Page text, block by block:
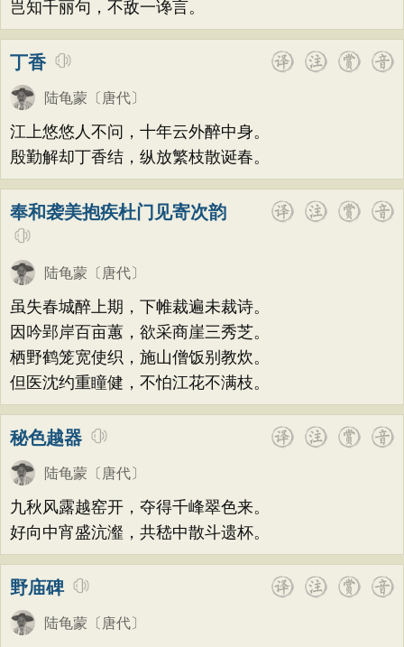
岂知千丽句，不敌一谗言。
丁香
陆龟蒙 〔唐代〕
江上悠悠人不问，十年云外醉中身。
殷勤解却丁香结，纵放繁枝散诞春。
奉和袭美抱疾杜门见寄次韵
陆龟蒙 〔唐代〕
虽失春城醉上期，下帷裁遍未裁诗。
因吟郢岸百亩蕙，欲采商崖三秀芝。
栖野鹤笼宽使织，施山僧饭别教炊。
但医沈约重瞳健，不怕江花不满枝。
秘色越器
陆龟蒙 〔唐代〕
九秋风露越窑开，夺得千峰翠色来。
好向中宵盛沆瀣，共嵇中散斗遗杯。
野庙碑
陆龟蒙 〔唐代〕